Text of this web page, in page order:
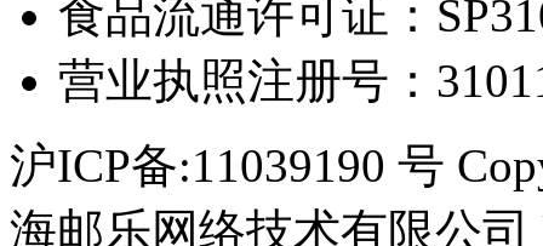
食品流通许可证：
营业执照注册号：
沪ICP备:11039190 号
海邮乐网络技术有限公司